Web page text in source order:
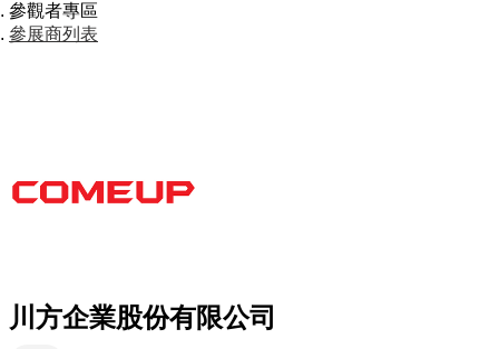
參觀者專區
參展商列表
川方企業股份有限公司